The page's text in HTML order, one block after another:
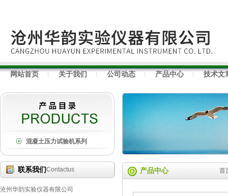
网站首页 关于我们 公司动态 产品中心 技术文
混凝土压力试验机系列
联系我们Contactus
沧州华韵实验仪器有限公司
产品中心 首